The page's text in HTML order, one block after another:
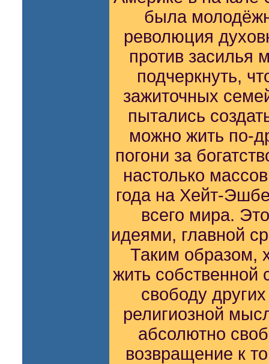
была
революция
против засилья
подчеркнуть,
зажиточных
пытались
можно жить по-
погони за
настолько
года на Хейт-
всего мира.
идеями, главной
Таким образом,
жить собственной
свободу
религиозной
абсолютно
возвращение к